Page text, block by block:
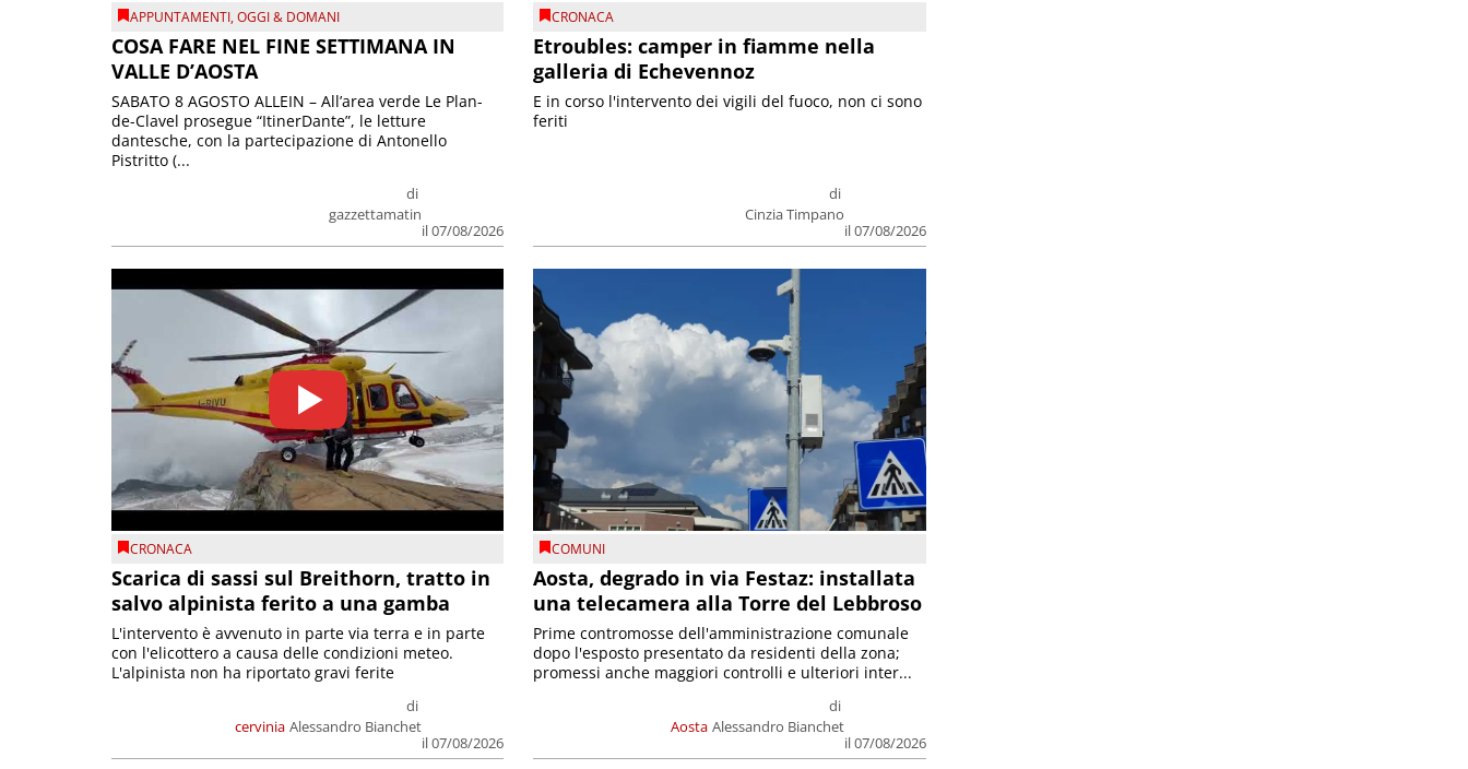
APPUNTAMENTI,OGGI & DOMANI
COSA FARE NEL FINE SETTIMANA IN
VALLE D’AOSTA
di
gazzettamatin
il 07/08/2026
SABATO 8 AGOSTO ALLEIN – All’area verde Le Plan-
de-Clavel prosegue “ItinerDante”, le letture
dantesche, con la partecipazione di Antonello
Pistritto (...
CRONACA
Etroubles: camper in fiamme nella
galleria di Echevennoz
di
Cinzia Timpano
il 07/08/2026
E in corso l'intervento dei vigili del fuoco, non ci sono
feriti
CRONACA
Scarica di sassi sul Breithorn, tratto in
salvo alpinista ferito a una gamba
cervinia
di
Alessandro Bianchet
il 07/08/2026
L'intervento è avvenuto in parte via terra e in parte
con l'elicottero a causa delle condizioni meteo.
L'alpinista non ha riportato gravi ferite
COMUNI
Aosta, degrado in via Festaz: installata
una telecamera alla Torre del Lebbroso
Aosta
di
Alessandro Bianchet
il 07/08/2026
Prime contromosse dell'amministrazione comunale
dopo l'esposto presentato da residenti della zona;
promessi anche maggiori controlli e ulteriori inter...